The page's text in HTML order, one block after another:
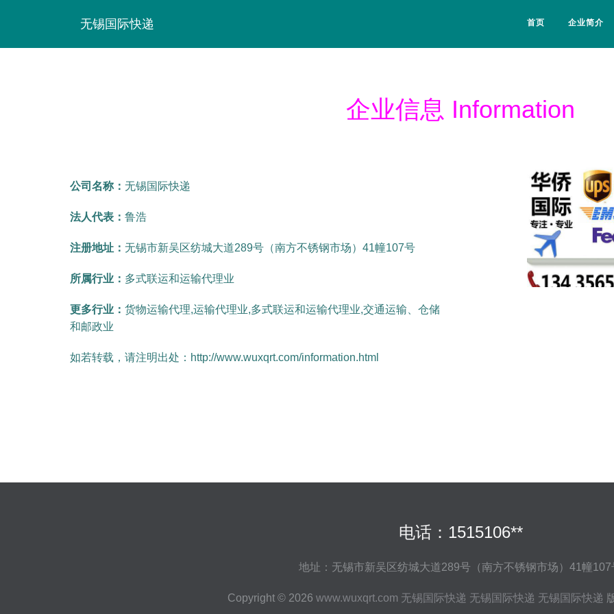
无锡国际快递 首页 企业简介
企业信息 Information
公司名称： 无锡国际快递
法人代表： 鲁浩
注册地址： 无锡市新吴区纺城大道289号（南方不锈钢市场）41幢107号
所属行业： 多式联运和运输代理业
更多行业： 货物运输代理,运输代理业,多式联运和运输代理业,交通运输、仓储
和邮政业
如若转载，请注明出处：http://www.wuxqrt.com/information.html
电话：1515106**
地址：无锡市新吴区纺城大道289号（南方不锈钢市场）41幢107
Copyright © 2026 www.wuxqrt.com 无锡国际快递 无锡国际快递 无锡国际快递